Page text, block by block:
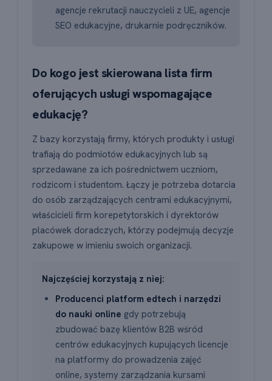
agencje rekrutacji nauczycieli z UE, agencje
SEO edukacyjne, drukarnie podręczników.
Do kogo jest skierowana lista firm
oferujących usługi wspomagające
edukację?
Z bazy korzystają firmy, których produkty i usługi
trafiają do podmiotów edukacyjnych lub są
sprzedawane za ich pośrednictwem uczniom,
rodzicom i studentom. Łączy je potrzeba dotarcia
do osób zarządzających centrami edukacyjnymi,
właścicieli firm korepetytorskich i dyrektorów
placówek doradczych, którzy podejmują decyzje
zakupowe w imieniu swoich organizacji.
Najczęściej korzystają z niej:
Producenci platform edtech i narzędzi
do nauki online gdy potrzebują
zbudować bazę klientów B2B wśród
centrów edukacyjnych kupujących licencje
na platformy do prowadzenia zajęć
online, systemy zarządzania kursami